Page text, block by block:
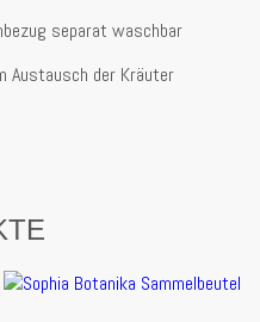
separat waschbar
Austausch der Kräuter